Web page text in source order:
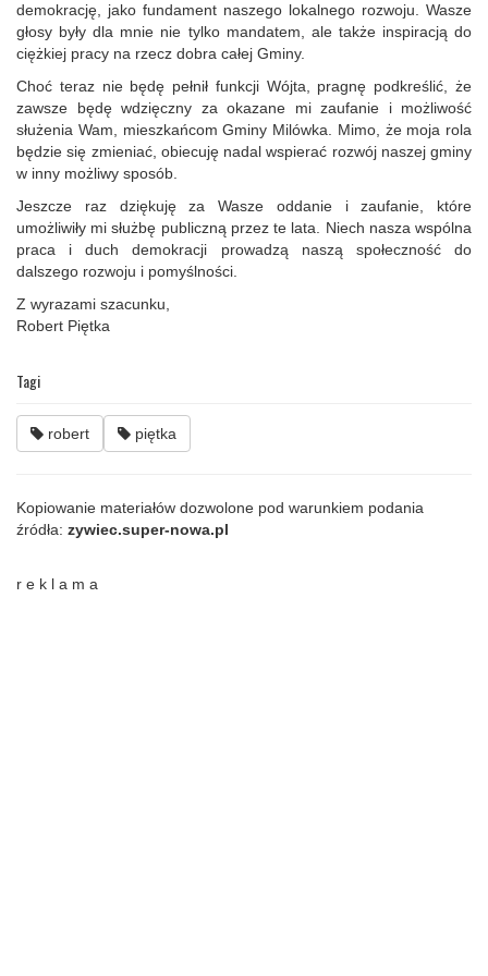
demokrację, jako fundament naszego lokalnego rozwoju. Wasze
głosy były dla mnie nie tylko mandatem, ale także inspiracją do
ciężkiej pracy na rzecz dobra całej Gminy.
Choć teraz nie będę pełnił funkcji Wójta, pragnę podkreślić, że
zawsze będę wdzięczny za okazane mi zaufanie i możliwość
służenia Wam, mieszkańcom Gminy Milówka. Mimo, że moja rola
będzie się zmieniać, obiecuję nadal wspierać rozwój naszej gminy
w inny możliwy sposób.
Jeszcze raz dziękuję za Wasze oddanie i zaufanie, które
umożliwiły mi służbę publiczną przez te lata. Niech nasza wspólna
praca i duch demokracji prowadzą naszą społeczność do
dalszego rozwoju i pomyślności.
Z wyrazami szacunku,
Robert Piętka
Tagi
robert piętka
Kopiowanie materiałów dozwolone pod warunkiem podania
źródła: zywiec.super-nowa.pl
r e k l a m a